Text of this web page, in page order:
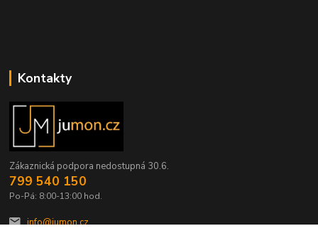
Kontakty
Zákaznická podpora nedostupná 30.6.
799 540 150
Po-Pá: 8:00-13:00 hod.
info@jumon.cz